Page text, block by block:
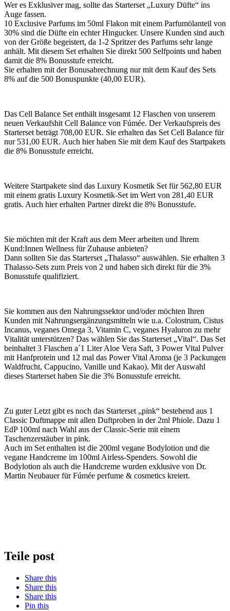
Wer es Exklusiver mag, sollte das Starterset „Luxury Düfte“ ins
Auge fassen.
10 Exclusive Parfums im 50ml Flakon mit einem Parfumölanteil von
30% sind die Düfte ein echter Hingucker. Unsere Kunden sind auch
von der Größe begeistert, da 1-2 Spritzer des Parfums sehr lange
anhält. Mit diesem Set erhalten Sie direkt 500 Selfpoints und haben
damit die 8% Bonusstufe erreicht.
Sie erhalten mit der Bonusabrechnung nur mit dem Kauf des Sets
8% auf die 500 Bonuspunkte (40,00 EUR).
Das Cell Balance Set enthält insgesamt 12 Flaschen von unserem
neuen Verkaufshit Cell Balance von Fúmée. Der Verkaufspreis des
Starterset beträgt 708,00 EUR. Sie erhalten das Set Cell Balance für
nur 531,00 EUR. Auch hier haben Sie mit dem Kauf des Startpakets
die 8% Bonusstufe erreicht.
Weitere Startpakete sind das Luxury Kosmetik Set für 562,80 EUR
mit einem gratis Luxury Kosmetik-Set im Wert von 281,40 EUR
gratis. Auch hier erhalten Partner direkt die 8% Bonusstufe.
Sie möchten mit der Kraft aus dem Meer arbeiten und Ihrem
Kund:Innen Wellness für Zuhause anbieten?
Dann sollten Sie das Starterset „Thalasso“ auswählen. Sie erhalten 3
Thalasso-Sets zum Preis von 2 und haben sich direkt für die 3%
Bonusstufe qualifiziert.
Sie kommen aus den Nahrungssektor und/oder möchten Ihren
Kunden mit Nahrungsergänzungsmitteln wie u.a. Colostrum, Cistus
Incanus, veganes Omega 3, Vitamin C, veganes Hyaluron zu mehr
Vitalität unterstützen? Das wählen Sie das Starterset „Vital“. Das Set
beinhaltet 3 Flaschen a´1 Liter Aloe Vera Saft, 3 Power Vital Pulver
mit Hanfprotein und 12 mal das Power Vital Aroma (je 3 Packungen
Waldfrucht, Cappucino, Vanille und Kakao). Mit der Auswahl
dieses Starterset haben Sie die 3% Bonusstufe erreicht.
Zu guter Letzt gibt es noch das Starterset „pink“ bestehend aus 1
Classic Duftmappe mit allen Duftproben in der 2ml Phiole. Dazu 1
EdP 100ml nach Wahl aus der Classic-Serie mit einem
Taschenzerstäuber in pink.
Auch im Set enthalten ist die 200ml vegane Bodylotion und die
vegane Handcreme im 100ml Airless-Spenders. Sowohl die
Bodylotion als auch die Handcreme wurden exklusive von Dr.
Martin Neubauer für Fúmée perfume & cosmetics kreiert.
Teile post
Share this
Share this
Share this
Pin this